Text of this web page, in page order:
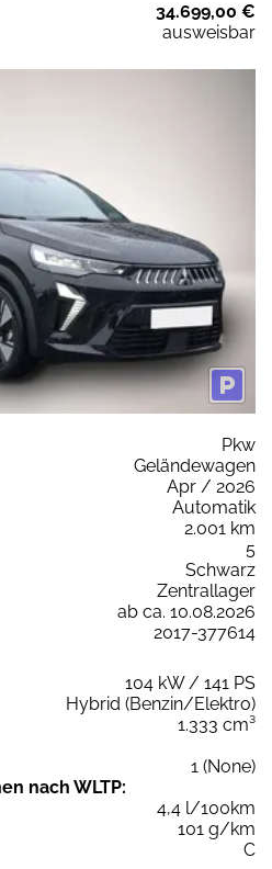
34.699,00 €
ausweisbar
Pkw
Geländewagen
Apr / 2026
Automatik
2.001 km
5
Schwarz
Zentrallager
ab ca. 10.08.2026
2017-377614
104 kW / 141 PS
Hybrid (Benzin/Elektro)
1.333 cm³
1 (None)
nach WLTP:
4,4 l/100km
101 g/km
C